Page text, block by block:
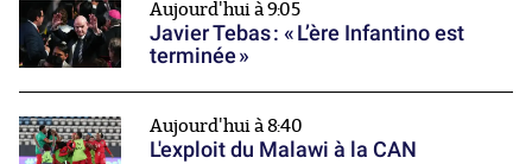
Aujourd'hui à 9:05
Javier Tebas : « L’ère Infantino est
terminée »
Aujourd'hui à 8:40
L'exploit du Malawi à la CAN